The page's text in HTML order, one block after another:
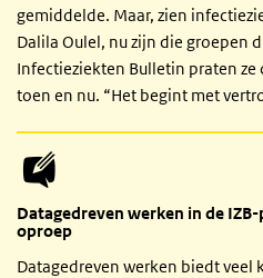
gemiddelde. Maar, zien
Dalila Oulel, nu zijn die groepen
Infectieziekten Bulletin praten
toen en nu. “Het begint met
Datagedreven werken in de
oproep
Datagedreven werken biedt veel